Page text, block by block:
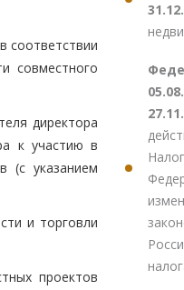
соответствии
совместного
директора
к участию в
(с указанием
и торговли
проектов